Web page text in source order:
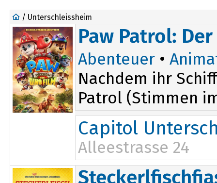
/ Unterschleissheim
Paw Patrol:
Abenteuer •
Nachdem ihr
Patrol (Stimmen
Capitol
Alleestrasse 24
14:15